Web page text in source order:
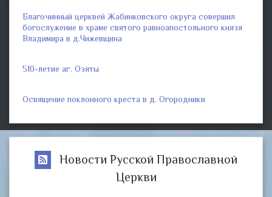
Благочинный церквей Жабинковского округа совершил
богослужение в храме святого равноапостольного князя
Владимира в д.Чижевщина
510-летие аг. Озяты
Освящение поклонного креста в д. Огородники
Новости Русской Православной
Церкви